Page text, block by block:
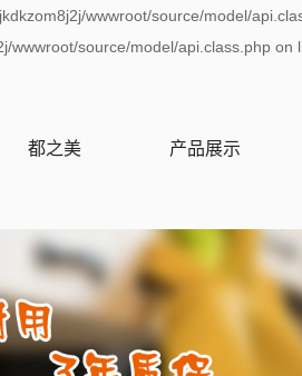
wwwroot/source/model/
wwwroot/source/model/api.class.php on
都之美
企业文化
品牌介绍
营业执照
产品展示